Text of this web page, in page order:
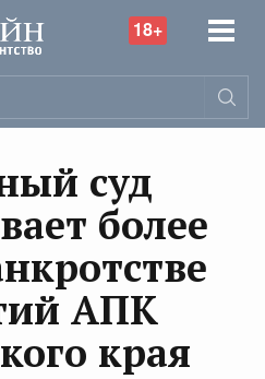
18+
суд
более
АПК
края